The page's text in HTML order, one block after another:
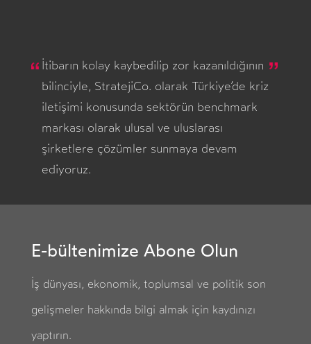
İtibarın kolay kaybedilip zor kazanıldığının
bilinciyle, StratejiCo. olarak Türkiye’de kriz
iletişimi konusunda sektörün benchmark
markası olarak ulusal ve uluslarası
şirketlere çözümler sunmaya devam
ediyoruz.
E-bültenimize Abone Olun
İş dünyası, ekonomik, toplumsal ve politik son
gelişmeler hakkında bilgi almak için kaydınızı
yaptırın.